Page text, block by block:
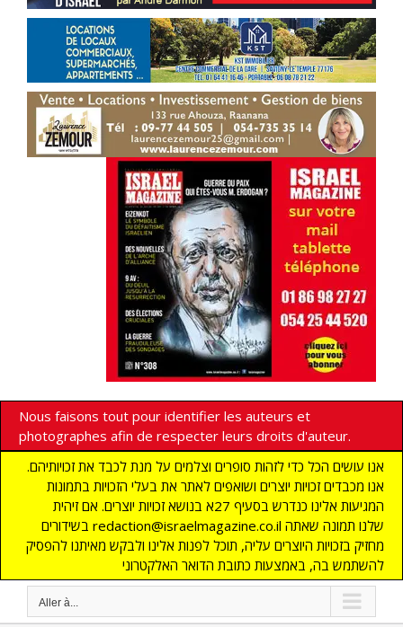
Nous faisons tout pour identifier les auteurs et
photographes afin de respecter leurs droits d'auteur.
אנו עושים הכל כדי לזהות סופרים וצלמים על מנת לכבד את זכויותיהם.
אנו מכבדים זכויות יוצרים ושואפים לאתר את בעלי הזכויות בתמונות
המגיעות אלינו כנדרש בסעיף 27א בנושא זכויות יוצרים. אם זיהית
בשידורים redaction@israelmagazine.co.il שלנו תמונה שאתה
מחזיק בזכויות היוצרים עליה, תוכל לפנות אלינו ולבקש מאיתנו להפסיק
להשתמש בה, באמצעות כתובת הדואר האלקטרוני
Aller à...